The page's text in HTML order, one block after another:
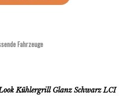
Fahrzeuge
Kühlergrill Glanz Schwarz LCI